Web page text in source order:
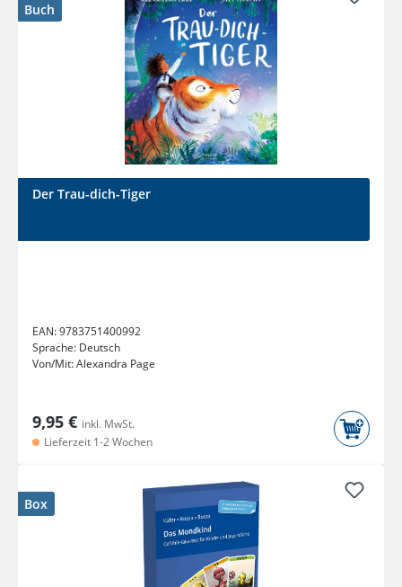
Buch
Der Trau-dich-Tiger
EAN:9783751400992
Sprache: Deutsch
Von/Mit:Alexandra Page
9,95 € inkl. MwSt.
Lieferzeit 1-2 Wochen
Box